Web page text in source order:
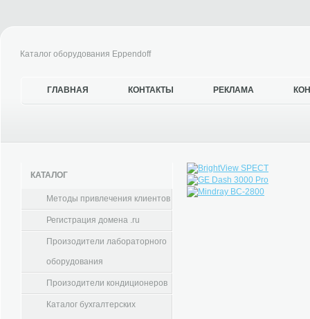
Каталог оборудования Eppendoff
ГЛАВНАЯ КОНТАКТЫ РЕКЛАМА
КАТАЛОГ
Методы привлечения клиентов
Регистрация домена .ru
Произодители лабораторного
оборудования
Произодители кондиционеров
Каталог бухгалтерских